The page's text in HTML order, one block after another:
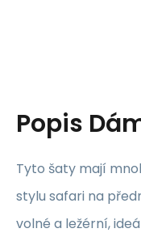
Popis
Tyto šaty mají
stylu safari na
volné a ležérní,